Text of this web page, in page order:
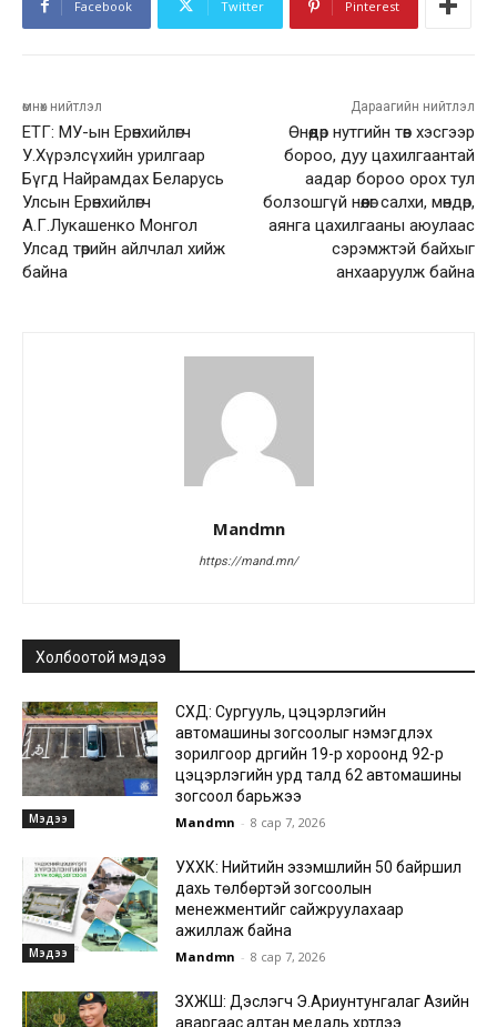
Facebook Twitter Pinterest
өмнөх нийтлэл
ЕТГ: МУ-ын Ерөнхийлөгч
У.Хүрэлсүхийн урилгаар
Бүгд Найрамдах Беларусь
Улсын Ерөнхийлөгч
А.Г.Лукашенко Монгол
Улсад төрийн айлчлал хийж
байна
Дараагийн нийтлэл
Өнөөдөр нутгийн төв хэсгээр
бороо, дуу цахилгаантай
аадар бороо орох тул
болзошгүй нөөлөг салхи, мөндөр,
аянга цахилгааны аюулаас
сэрэмжтэй байхыг
анхааруулж байна
Mandmn
https://mand.mn/
Холбоотой мэдээ
Мэдээ
СХД: Сургууль, цэцэрлэгийн
автомашины зогсоолыг нэмэгдүүлэх
зорилгоор дүүргийн 19-р хороонд 92-р
цэцэрлэгийн урд талд 62 автомашины
зогсоол барьжээ
Mandmn - 8 сар 7, 2026
Мэдээ
УХХК: Нийтийн эзэмшлийн 50 байршил
дахь төлбөртэй зогсоолын
менежментийг сайжруулахаар
ажиллаж байна
Mandmn - 8 сар 7, 2026
ЗХЖШ: Дэслэгч Э.Ариунтунгалаг Азийн
аваргаас алтан медаль хүртлээ